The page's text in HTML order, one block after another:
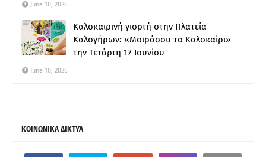
June 10, 2026
Καλοκαιρινή γιορτή στην Πλατεία
Καλογήρων: «Μοιράσου το Καλοκαίρι»
την Τετάρτη 17 Ιουνίου
June 10, 2026
ΚΟΙΝΩΝΙΚΑ ΔΙΚΤΥΑ